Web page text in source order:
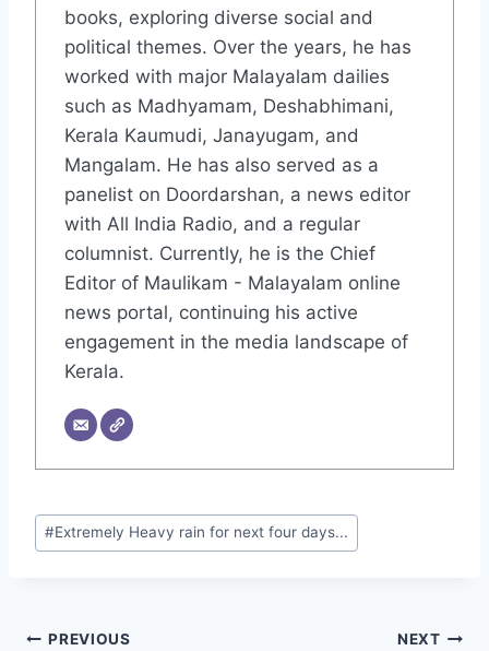
books, exploring diverse social and
political themes. Over the years, he has
worked with major Malayalam dailies
such as Madhyamam, Deshabhimani,
Kerala Kaumudi, Janayugam, and
Mangalam. He has also served as a
panelist on Doordarshan, a news editor
with All India Radio, and a regular
columnist. Currently, he is the Chief
Editor of Maulikam - Malayalam online
news portal, continuing his active
engagement in the media landscape of
Kerala.
#Extremely Heavy rain for next four days...
PREVIOUS NEXT